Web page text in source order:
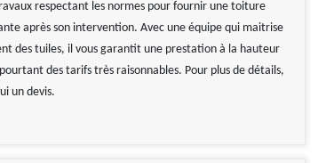
respectant les normes pour fournir une toiture
après son intervention. Avec une équipe qui maitrise
des tuiles, il vous garantit une prestation à la hauteur
des tarifs très raisonnables. Pour plus de détails,
un devis.